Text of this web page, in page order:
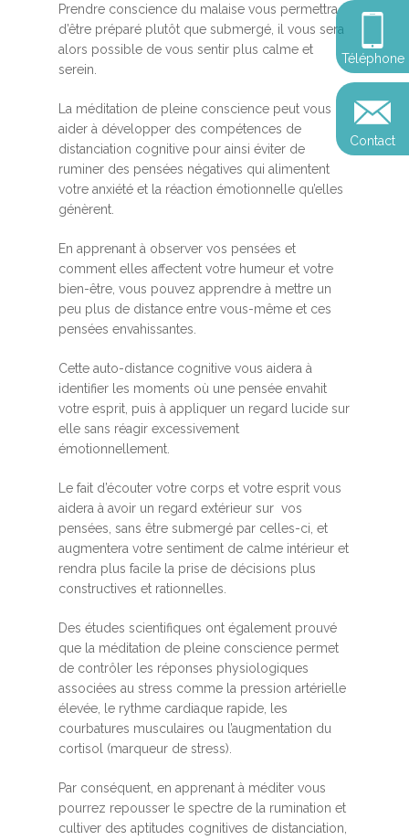
Prendre conscience du malaise vous permettra
d’être préparé plutôt que submergé, il vous sera
alors possible de vous sentir plus calme et
serein.
La méditation de pleine conscience peut vous
aider à développer des compétences de
distanciation cognitive pour ainsi éviter de
ruminer des pensées négatives qui alimentent
votre anxiété et la réaction émotionnelle qu’elles
génèrent.
En apprenant à observer vos pensées et
comment elles affectent votre humeur et votre
bien-être, vous pouvez apprendre à mettre un
peu plus de distance entre vous-même et ces
pensées envahissantes.
Cette auto-distance cognitive vous aidera à
identifier les moments où une pensée envahit
votre esprit, puis à appliquer un regard lucide sur
elle sans réagir excessivement
émotionnellement.
Le fait d’écouter votre corps et votre esprit vous
aidera à avoir un regard extérieur sur vos
pensées, sans être submergé par celles-ci, et
augmentera votre sentiment de calme intérieur et
rendra plus facile la prise de décisions plus
constructives et rationnelles.
Des études scientifiques ont également prouvé
que la méditation de pleine conscience permet
de contrôler les réponses physiologiques
associées au stress comme la pression artérielle
élevée, le rythme cardiaque rapide, les
courbatures musculaires ou l’augmentation du
cortisol (marqueur de stress).
Par conséquent, en apprenant à méditer vous
pourrez repousser le spectre de la rumination et
cultiver des aptitudes cognitives de distanciation,
Téléphone
Contact
Calendrier
Devenir praticien en
de pleine conscience
Révelez votre
votre impact
Conférences
personnel
Révelez votre
votre impact
Reconversion et
professionnelle
Explorer
et découvrir
Blog
Sandrine
Presse et médias
Podcast
Podcast
Contact